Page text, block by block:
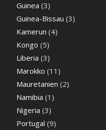
Guinea (3)
Guinea-Bissau (3)
Kamerun (4)
Kongo (5)
Liberia (3)
Marokko (11)
Mauretanien (2)
Namibia (1)
Nigeria (3)
Portugal (9)